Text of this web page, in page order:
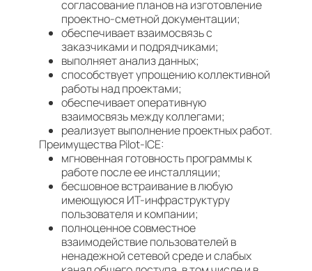
согласование планов на изготовление
проектно-сметной документации;
обеспечивает взаимосвязь с
заказчиками и подрядчиками;
выполняет анализ данных;
способствует упрощению коллективной
работы над проектами;
обеспечивает оперативную
взаимосвязь между коллегами;
реализует выполнение проектных работ.
Преимущества Pilot-ICE:
мгновенная готовность программы к
работе после ее инсталляции;
бесшовное встраивание в любую
имеющуюся ИТ-инфраструктуру
пользователя и компании;
полноценное совместное
взаимодействие пользователей в
ненадежной сетевой среде и слабых